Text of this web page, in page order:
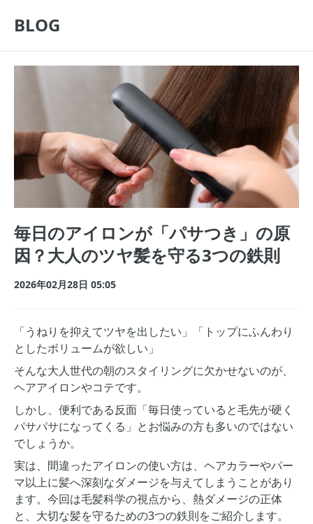
BLOG
毎日のアイロンが「パサつき」の原
因？大人のツヤ髪を守る3つの鉄則
2026年02月28日 05:05
「うねりを抑えてツヤを出したい」「トップにふんわり
としたボリュームが欲しい」
そんな大人世代の朝のスタイリングに欠かせないのが、
ヘアアイロンやコテです。
しかし、便利である反面「毎日使っていると毛先が硬く
パサパサになってくる」とお悩みの方も多いのではない
でしょうか。
実は、間違ったアイロンの使い方は、ヘアカラーやパー
マ以上に髪へ深刻なダメージを与えてしまうことがあり
ます。今回は毛髪科学の視点から、熱ダメージの正体
と、大切な髪を守るための3つの鉄則をご紹介します。